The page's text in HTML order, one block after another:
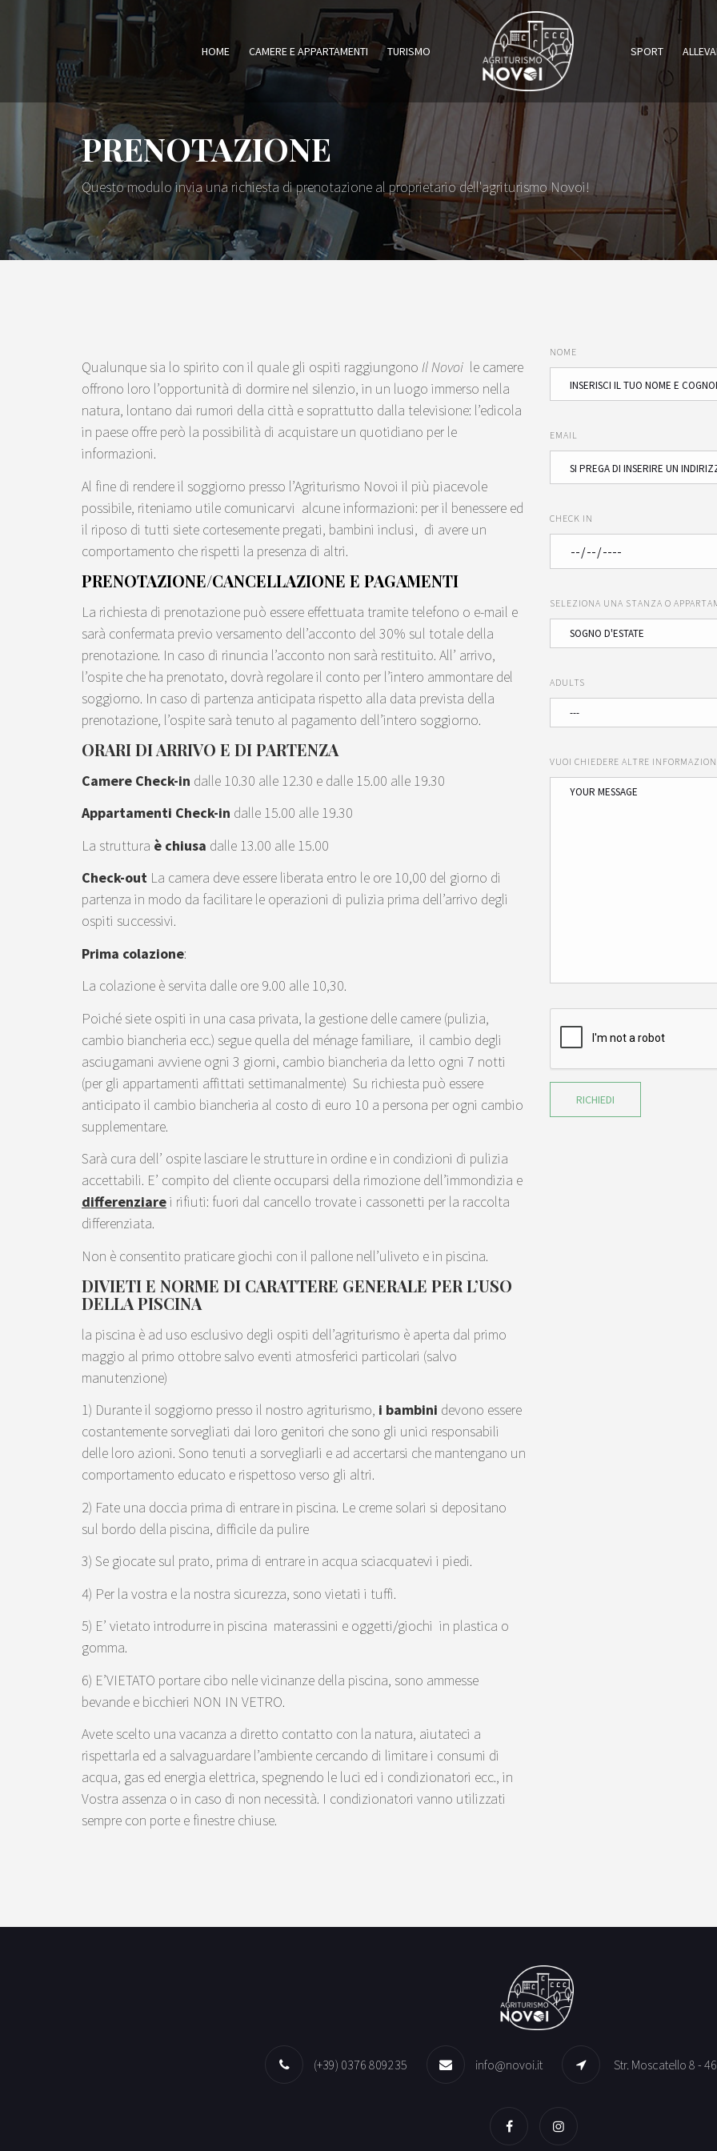
HOME CAMERE E APPARTAMENTI TURISMO SPORT
PRENOTAZIONE
Questo modulo invia una richiesta di prenotazione al proprietario dell'agriturismo Novoi!
Qualunque sia lo spirito con il quale gli ospiti raggiungono Il Novoi le camere
offrono loro l’opportunità di dormire nel silenzio, in un luogo immerso nella
natura, lontano dai rumori della città e soprattutto dalla televisione: l’edicola
in paese offre però la possibilità di acquistare un quotidiano per le
informazioni.
Al fine di rendere il soggiorno presso l’Agriturismo Novoi il più piacevole
possibile, riteniamo utile comunicarvi alcune informazioni: per il benessere ed
il riposo di tutti siete cortesemente pregati, bambini inclusi, di avere un
comportamento che rispetti la presenza di altri.
PRENOTAZIONE/CANCELLAZIONE E PAGAMENTI
La richiesta di prenotazione può essere effettuata tramite telefono o e-mail e
sarà confermata previo versamento dell’acconto del 30% sul totale della
prenotazione. In caso di rinuncia l’acconto non sarà restituito. All’ arrivo,
l’ospite che ha prenotato, dovrà regolare il conto per l’intero ammontare del
soggiorno. In caso di partenza anticipata rispetto alla data prevista della
prenotazione, l’ospite sarà tenuto al pagamento dell’intero soggiorno.
ORARI DI ARRIVO E DI PARTENZA
Camere Check-in dalle 10.30 alle 12.30 e dalle 15.00 alle 19.30
Appartamenti Check-in dalle 15.00 alle 19.30
La struttura è chiusa dalle 13.00 alle 15.00
Check-out La camera deve essere liberata entro le ore 10,00 del giorno di
partenza in modo da facilitare le operazioni di pulizia prima dell’arrivo degli
ospiti successivi.
Prima colazione:
La colazione è servita dalle ore 9.00 alle 10,30.
Poiché siete ospiti in una casa privata, la gestione delle camere (pulizia,
cambio biancheria ecc.) segue quella del ménage familiare, il cambio degli
asciugamani avviene ogni 3 giorni, cambio biancheria da letto ogni 7 notti
(per gli appartamenti affittati settimanalmente) Su richiesta può essere
anticipato il cambio biancheria al costo di euro 10 a persona per ogni cambio
supplementare.
Sarà cura dell’ ospite lasciare le strutture in ordine e in condizioni di pulizia
accettabili. E’ compito del cliente occuparsi della rimozione dell’immondizia e
differenziarei rifiuti: fuori dal cancello trovate i cassonetti per la raccolta
differenziata.
Non è consentito praticare giochi con il pallone nell’uliveto e in piscina.
DIVIETI E NORME DI CARATTERE GENERALE PER L’USO
DELLA PISCINA
la piscina è ad uso esclusivo degli ospiti dell’agriturismo è aperta dal primo
maggio al primo ottobre salvo eventi atmosferici particolari (salvo
manutenzione)
1) Durante il soggiorno presso il nostro agriturismo, i bambini devono essere
costantemente sorvegliati dai loro genitori che sono gli unici responsabili
delle loro azioni. Sono tenuti a sorvegliarli e ad accertarsi che mantengano un
comportamento educato e rispettoso verso gli altri.
2) Fate una doccia prima di entrare in piscina. Le creme solari si depositano
sul bordo della piscina, difficile da pulire
3) Se giocate sul prato, prima di entrare in acqua sciacquatevi i piedi.
4) Per la vostra e la nostra sicurezza, sono vietati i tuffi.
5) E’ vietato introdurre in piscina materassini e oggetti/giochi in plastica o
gomma.
6) E’VIETATO portare cibo nelle vicinanze della piscina, sono ammesse
bevande e bicchieri NON IN VETRO.
Avete scelto una vacanza a diretto contatto con la natura, aiutateci a
rispettarla ed a salvaguardare l’ambiente cercando di limitare i consumi di
acqua, gas ed energia elettrica, spegnendo le luci ed i condizionatori ecc., in
Vostra assenza o in caso di non necessità. I condizionatori vanno utilizzati
sempre con porte e finestre chiuse.
NOME
EMAIL
CHECK IN
SELEZIONA UNA STANZA O
ADULTS
VUOI CHIEDERE ALTRE
RICHIEDI
(+39) 0376 809235 info@novoi.it Str. Moscatello 8 -